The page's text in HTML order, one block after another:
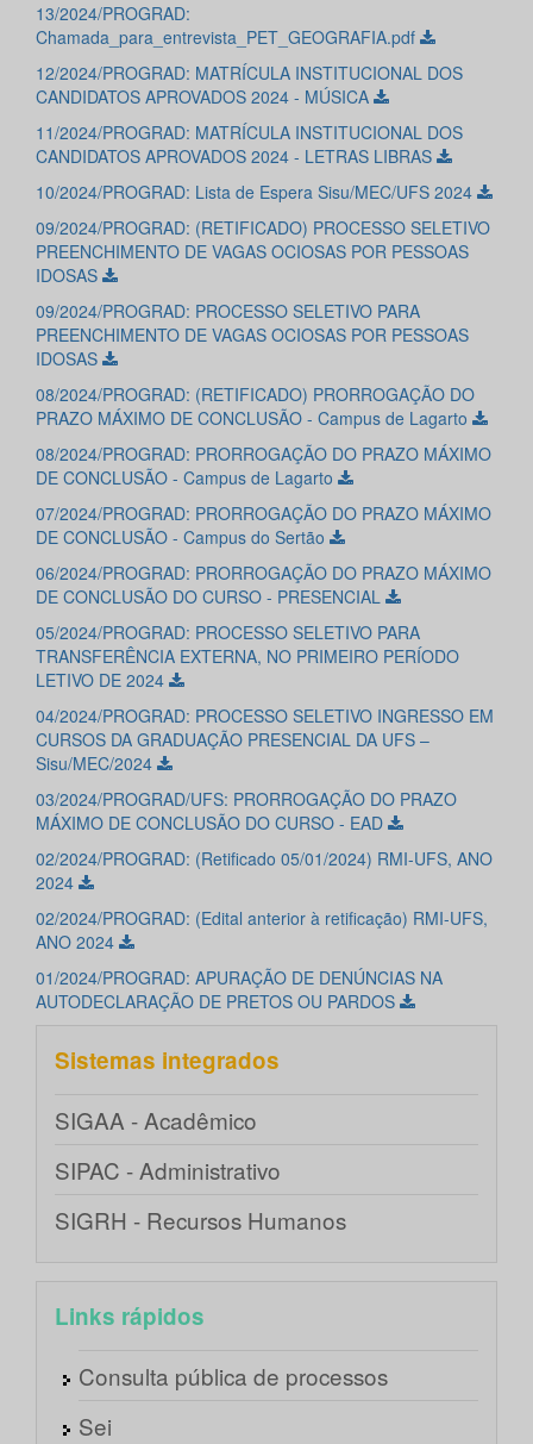
13/2024/PROGRAD:
Chamada_para_entrevista_PET_GEOGRAFIA.pdf
12/2024/PROGRAD: MATRÍCULA INSTITUCIONAL DOS
CANDIDATOS APROVADOS 2024 - MÚSICA
11/2024/PROGRAD: MATRÍCULA INSTITUCIONAL DOS
CANDIDATOS APROVADOS 2024 - LETRAS LIBRAS
10/2024/PROGRAD: Lista de Espera Sisu/MEC/UFS 2024
09/2024/PROGRAD: (RETIFICADO) PROCESSO SELETIVO
PREENCHIMENTO DE VAGAS OCIOSAS POR PESSOAS
IDOSAS
09/2024/PROGRAD: PROCESSO SELETIVO PARA
PREENCHIMENTO DE VAGAS OCIOSAS POR PESSOAS
IDOSAS
08/2024/PROGRAD: (RETIFICADO) PRORROGAÇÃO DO
PRAZO MÁXIMO DE CONCLUSÃO - Campus de Lagarto
08/2024/PROGRAD: PRORROGAÇÃO DO PRAZO MÁXIMO
DE CONCLUSÃO - Campus de Lagarto
07/2024/PROGRAD: PRORROGAÇÃO DO PRAZO MÁXIMO
DE CONCLUSÃO - Campus do Sertão
06/2024/PROGRAD: PRORROGAÇÃO DO PRAZO MÁXIMO
DE CONCLUSÃO DO CURSO - PRESENCIAL
05/2024/PROGRAD: PROCESSO SELETIVO PARA
TRANSFERÊNCIA EXTERNA, NO PRIMEIRO PERÍODO
LETIVO DE 2024
04/2024/PROGRAD: PROCESSO SELETIVO INGRESSO EM
CURSOS DA GRADUAÇÃO PRESENCIAL DA UFS –
Sisu/MEC/2024
03/2024/PROGRAD/UFS: PRORROGAÇÃO DO PRAZO
MÁXIMO DE CONCLUSÃO DO CURSO - EAD
02/2024/PROGRAD: (Retificado 05/01/2024) RMI-UFS, ANO
2024
02/2024/PROGRAD: (Edital anterior à retificação) RMI-UFS,
ANO 2024
01/2024/PROGRAD: APURAÇÃO DE DENÚNCIAS NA
AUTODECLARAÇÃO DE PRETOS OU PARDOS
Sistemas integrados
SIGAA - Acadêmico
SIPAC - Administrativo
SIGRH - Recursos Humanos
Links rápidos
Consulta pública de processos
Sei